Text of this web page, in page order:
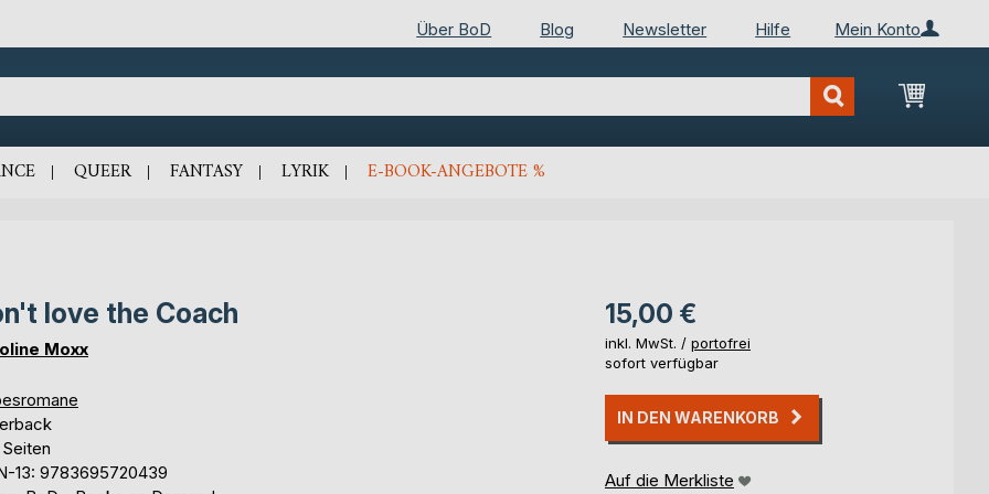
Mein Konto
Über BoD Blog Newsletter Hilfe
Mein
QUEER FANTASY LYRIK E-BOOK-ANGEBOTE %
love the Coach
Moxx
13: 9783695720439
15,00 €
inkl. MwSt. / portofrei
sofort verfügbar
IN DEN WARENKORB
Auf die Merkliste